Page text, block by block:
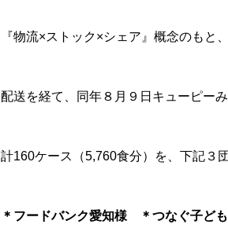
『物流×ストック×シェア』概念のもと
配送を経て、同年８月９日キューピー
計160ケース（5,760食分）を、下記３
＊フードバンク愛知様 ＊つなぐ子ど